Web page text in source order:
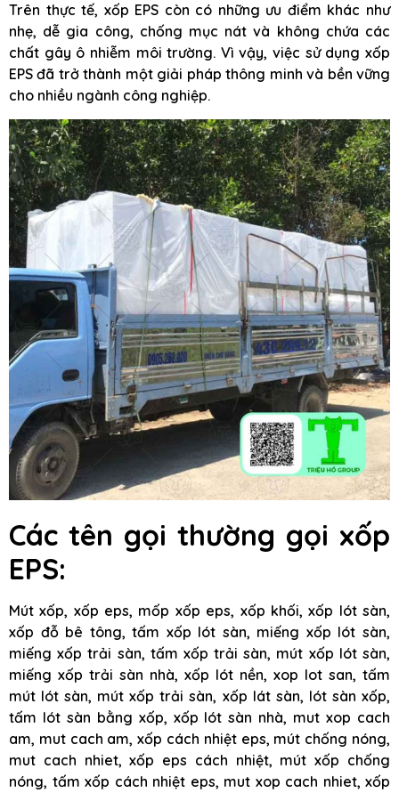
Trên thực tế, xốp EPS còn có những ưu điểm khác như
nhẹ, dễ gia công, chống mục nát và không chứa các
chất gây ô nhiễm môi trường. Vì vậy, việc sử dụng xốp
EPS đã trở thành một giải pháp thông minh và bền vững
cho nhiều ngành công nghiệp.
Các tên gọi thường gọi xốp
EPS:
Mút xốp, xốp eps, mốp xốp eps, xốp khối, xốp lót sàn,
xốp đỗ bê tông, tấm xốp lót sàn, miếng xốp lót sàn,
miếng xốp trải sàn, tấm xốp trải sàn, mút xốp lót sàn,
miếng xốp trải sàn nhà, xốp lót nền, xop lot san, tấm
mút lót sàn, mút xốp trải sàn, xốp lát sàn, lót sàn xốp,
tấm lót sàn bằng xốp, xốp lót sàn nhà, mut xop cach
am, mut cach am, xốp cách nhiệt eps, mút chống nóng,
mut cach nhiet, xốp eps cách nhiệt, mút xốp chống
nóng, tấm xốp cách nhiệt eps, mut xop cach nhiet, xốp